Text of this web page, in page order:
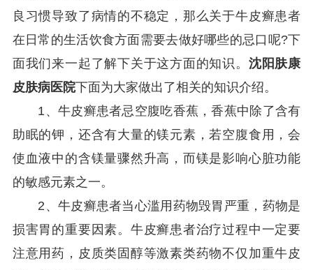
良习惯导致了病情的不稳定，那么关于牛皮癣患者
在日常的生活饮食方面需要去做好哪些的忌口呢?下
面我们来一起了解下关于这方面的知识。 沈阳肤康
皮肤病医院下面为大家做出了相关的知识介绍。
1、牛皮癣患者忌空腹吃香蕉，香蕉中除了含有
助眠的钾，还含有大量的镁元素，若空腹食用，会
使血液中的含镁量骤然升高，而镁是影响心脏功能
的敏感元素之一。
2、牛皮癣患者当心滥用药物毁胃严重，药物是
损害胃的重要因素。牛皮癣患者治疗过程中一定要
注意用药，皮质类固醇等激素类药物不仅加重牛皮